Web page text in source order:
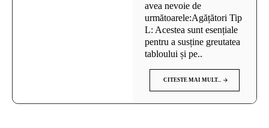
avea nevoie de
următoarele:Agățători Tip
L: Acestea sunt esențiale
pentru a susține greutatea
tabloului și pe..
CITESTE MAI MULT...